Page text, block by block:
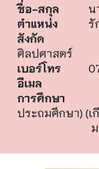
ชื่อ-สกุล น
ตำแหน่ง
รั
สังกัด
ศิลปศาสตร์
เบอร์โทร
อีเมล
การศึกษา
ประถมศึกษา) (เ
ม